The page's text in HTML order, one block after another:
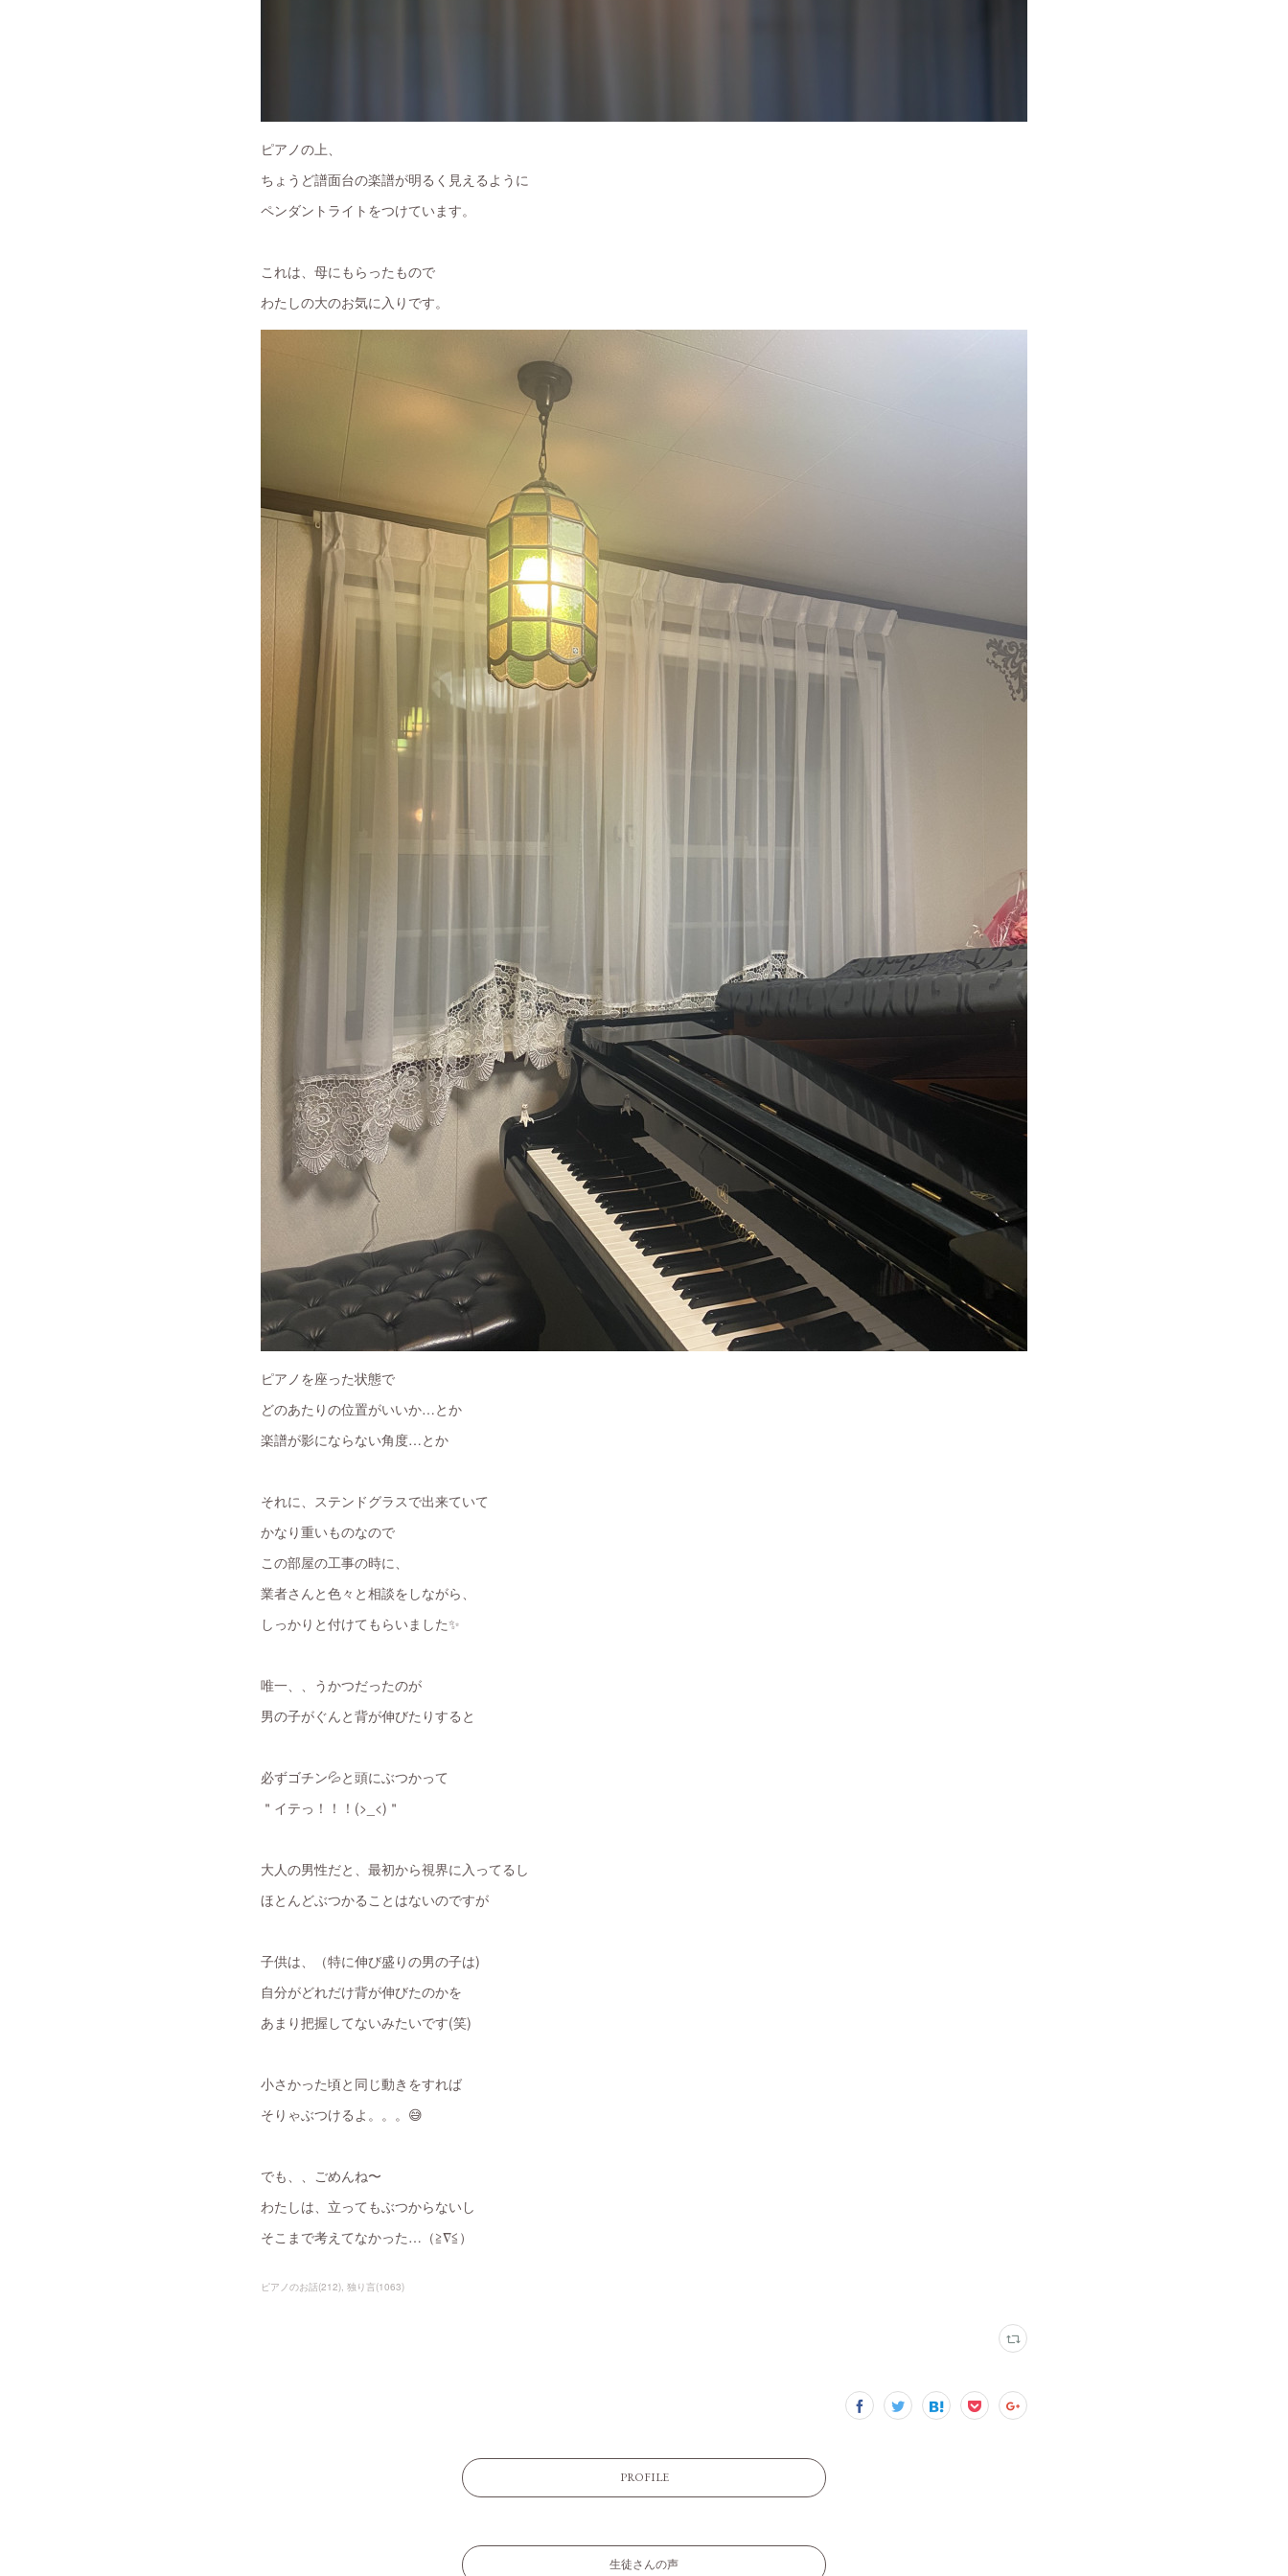
ピアノの上、
ちょうど譜面台の楽譜が明るく見えるように
ペンダントライトをつけています。
これは、母にもらったもので
わたしの大のお気に入りです。
ピアノを座った状態で
どのあたりの位置がいいか…とか
楽譜が影にならない角度…とか
それに、ステンドグラスで出来ていて
かなり重いものなので
この部屋の工事の時に、
業者さんと色々と相談をしながら、
しっかりと付けてもらいました✨
唯一、、うかつだったのが
男の子がぐんと背が伸びたりすると
必ずゴチン💦と頭にぶつかって
＂イテっ！！！(>_<)＂
大人の男性だと、最初から視界に入ってるし
ほとんどぶつかることはないのですが
子供は、（特に伸び盛りの男の子は)
自分がどれだけ背が伸びたのかを
あまり把握してないみたいです(笑)
小さかった頃と同じ動きをすれば
そりゃぶつけるよ。。。😅
でも、、ごめんね〜
わたしは、立ってもぶつからないし
そこまで考えてなかった…（≧∇≦）
ピアノのお話(212) 独り言(1063)
PROFILE
生徒さんの声